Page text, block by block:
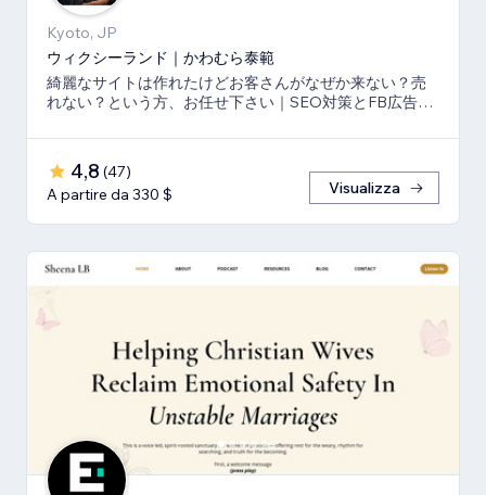
Kyoto, JP
ウィクシーランド｜かわむら泰範
綺麗なサイトは作れたけどお客さんがなぜか来ない？売
れない？という方、お任せ下さい｜SEO対策とFB広告
4,8 (47)
A partire da 330 $
Visualizza